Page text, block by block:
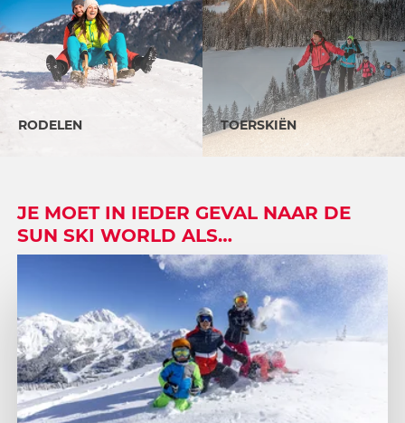
RODELEN TOERSKIËN
JE MOET IN IEDER GEVAL NAAR DE
SUN SKI WORLD ALS…